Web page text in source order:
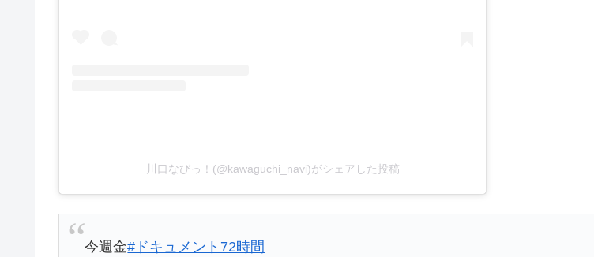
川口なびっ！(@kawaguchi_navi)がシェアした投稿
今週金#ドキュメント72時間